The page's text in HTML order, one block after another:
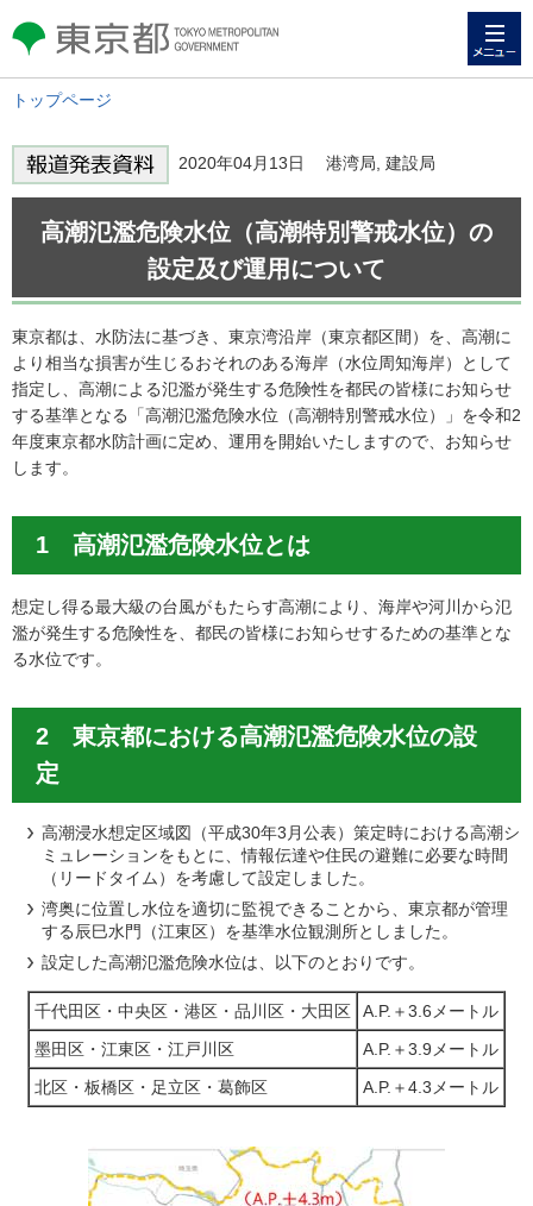
東京都 TOKYO METROPOLITAN
GOVERNMENT
トップページ
2020年04月13日 港湾局, 建設局
高潮氾濫危険水位（高潮特別警戒水位）の
設定及び運用について
東京都は、水防法に基づき、東京湾沿岸（東京都区間）を、高潮に
より相当な損害が生じるおそれのある海岸（水位周知海岸）として
指定し、高潮による氾濫が発生する危険性を都民の皆様にお知らせ
する基準となる「高潮氾濫危険水位（高潮特別警戒水位）」を令和2
年度東京都水防計画に定め、運用を開始いたしますので、お知らせ
します。
1 高潮氾濫危険水位とは
想定し得る最大級の台風がもたらす高潮により、海岸や河川から氾
濫が発生する危険性を、都民の皆様にお知らせするための基準とな
る水位です。
2 東京都における高潮氾濫危険水位の設
定
高潮浸水想定区域図（平成30年3月公表）策定時における高潮シ
ミュレーションをもとに、情報伝達や住民の避難に必要な時間
（リードタイム）を考慮して設定しました。
湾奥に位置し水位を適切に監視できることから、東京都が管理
する辰巳水門（江東区）を基準水位観測所としました。
設定した高潮氾濫危険水位は、以下のとおりです。
千代田区・中央区・港区・品川区・大田区
A.P.＋3.6メートル
墨田区・江東区・江戸川区
A.P.＋3.9メートル
北区・板橋区・足立区・葛飾区
A.P.＋4.3メートル